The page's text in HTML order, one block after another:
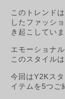
このトレンド
したファッシ
き起こしていま
エモーショナ
このスタイル
今回はY2Kス
イテムを5つご